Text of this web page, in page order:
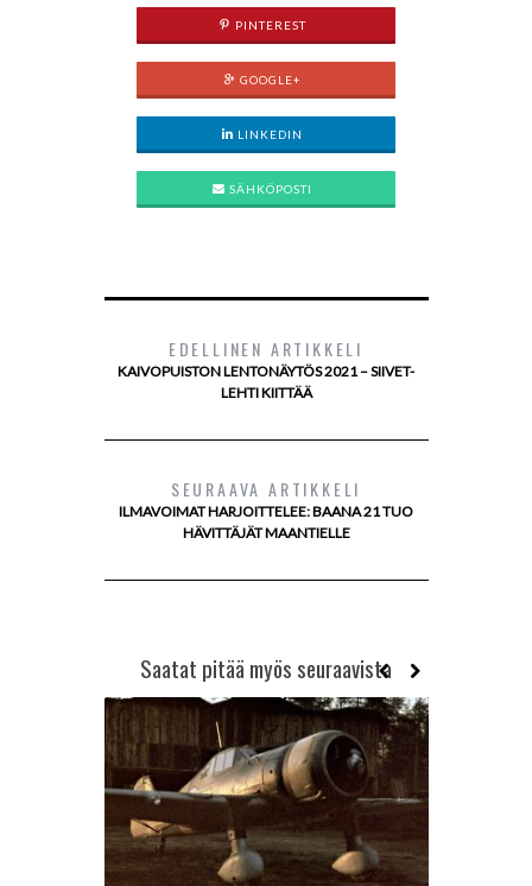
PINTEREST
GOOGLE+
LINKEDIN
SÄHKÖPOSTI
EDELLINEN ARTIKKELI
KAIVOPUISTON LENTONÄYTÖS 2021 – SIIVET-
LEHTI KIITTÄÄ
SEURAAVA ARTIKKELI
ILMAVOIMAT HARJOITTELEE: BAANA 21 TUO
HÄVITTÄJÄT MAANTIELLE
Saatat pitää myös seuraavista